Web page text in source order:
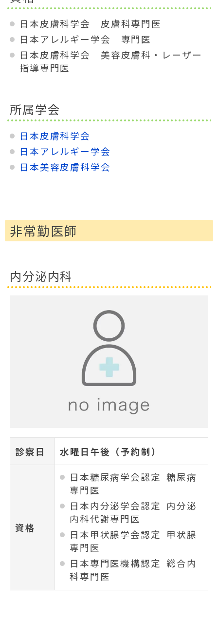
日本皮膚科学会 皮膚科専門医
日本アレルギー学会 専門医
日本皮膚科学会 美容皮膚科・レーザー
指導専門医
所属学会
日本皮膚科学会
日本アレルギー学会
日本美容皮膚科学会
非常勤医師
内分泌内科
診察日 水曜日午後（予約制）
資格
日本糖尿病学会認定 糖尿病
専門医
日本内分泌学会認定 内分泌
内科代謝専門医
日本甲状腺学会認定 甲状腺
専門医
日本専門医機構認定 総合内
科専門医